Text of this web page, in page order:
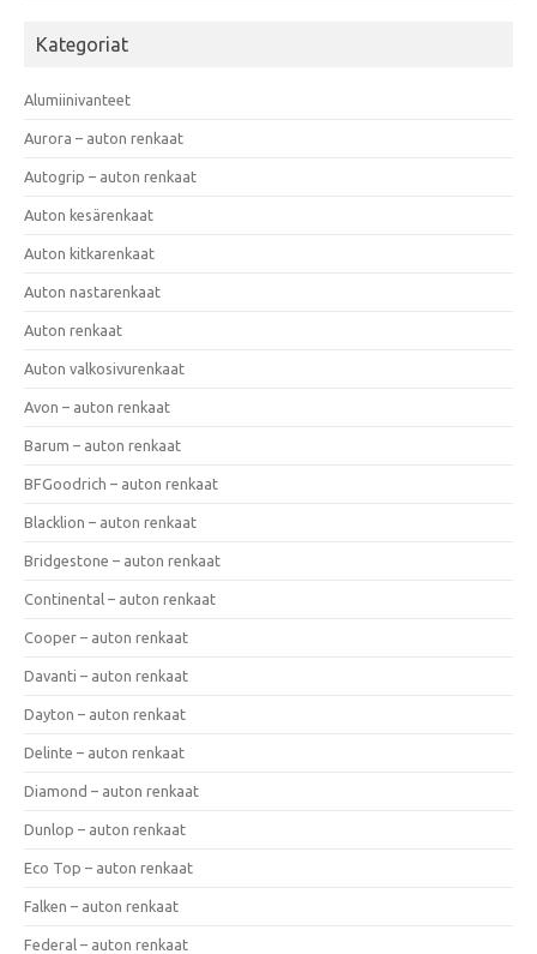
Kategoriat
Alumiinivanteet
Aurora – auton renkaat
Autogrip – auton renkaat
Auton kesärenkaat
Auton kitkarenkaat
Auton nastarenkaat
Auton renkaat
Auton valkosivurenkaat
Avon – auton renkaat
Barum – auton renkaat
BFGoodrich – auton renkaat
Blacklion – auton renkaat
Bridgestone – auton renkaat
Continental – auton renkaat
Cooper – auton renkaat
Davanti – auton renkaat
Dayton – auton renkaat
Delinte – auton renkaat
Diamond – auton renkaat
Dunlop – auton renkaat
Eco Top – auton renkaat
Falken – auton renkaat
Federal – auton renkaat